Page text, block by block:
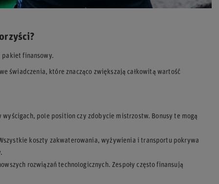
pakiet finansowy.
świadczenia, które znacząco zwiększają całkowitą wartość
pole position czy zdobycie mistrzostw. Bonusy te mogą
koszty zakwaterowania, wyżywienia i transportu pokrywa
rozwiązań technologicznych. Zespoły często finansują